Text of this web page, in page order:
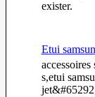
exister.
Etui
s,etui